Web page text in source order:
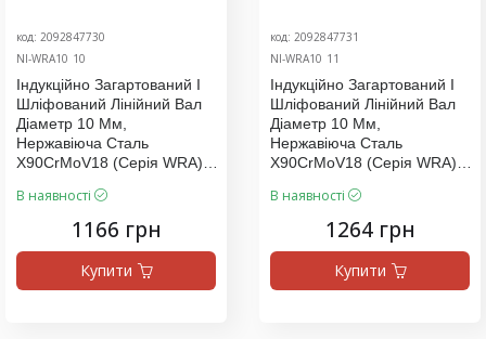
код: 2092847730
NI-WRA10_10
Індукційно Загартований І
Шліфований Лінійний Вал
Діаметр 10 Мм,
Нержавіюча Сталь
X90CrMoV18 (серія WRA),
В наявності
1166 грн
Купити
код: 2092847731
NI-WRA10_11
Індукційно Загартований І
Шліфований Лінійний Вал
Діаметр 10 Мм,
Нержавіюча Сталь
X90CrMoV18 (серія WRA),
В наявності
1264 грн
Купити